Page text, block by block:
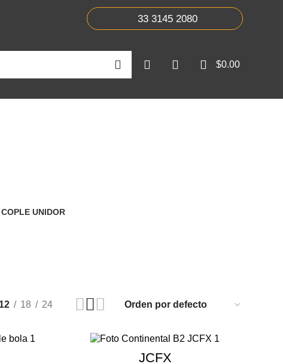
33 3145 2080
$0.00
UNIDOR
12 18 24
JCFX